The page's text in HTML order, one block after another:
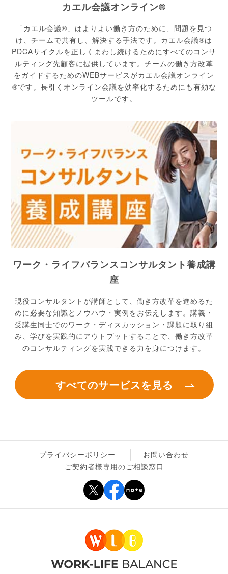
カエル会議オンライン®
「カエル会議®」はよりよい働き方のために、問題を見つ
け、チームで共有し、解決する手法です。カエル会議®は
PDCAサイクルを正しくまわし続けるためにすべてのコンサ
ルティング先顧客に提供しています。チームの働き方改革
をガイドするためのWEBサービスがカエル会議オンライン
®です。長引くオンライン会議を効率化するためにも有効な
ツールです。
ワーク・ライフバランスコンサルタント養成講
座
現役コンサルタントが講師として、働き方改革を進めるた
めに必要な知識とノウハウ・実例をお伝えします。講義・
受講生同士でのワーク・ディスカッション・課題に取り組
み、学びを実践的にアウトプットすることで、働き方改革
のコンサルティングを実践できる力を身につけます。
すべてのサービスを見る
プライバシーポリシー
お問い合わせ
ご契約者様専用のご相談窓口